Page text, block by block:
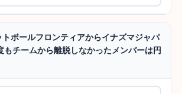
ボールフロンティアからイナズマジャパ
もチームから離脱しなかったメンバーは円